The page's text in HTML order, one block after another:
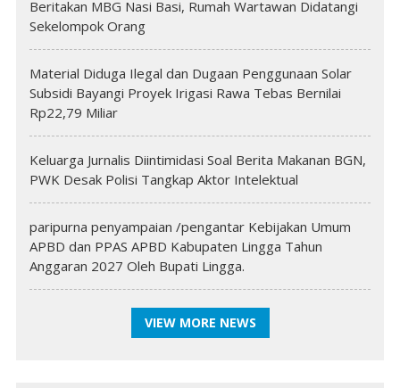
Beritakan MBG Nasi Basi, Rumah Wartawan Didatangi
Sekelompok Orang
Material Diduga Ilegal dan Dugaan Penggunaan Solar
Subsidi Bayangi Proyek Irigasi Rawa Tebas Bernilai
Rp22,79 Miliar
Keluarga Jurnalis Diintimidasi Soal Berita Makanan BGN,
PWK Desak Polisi Tangkap Aktor Intelektual
paripurna penyampaian /pengantar Kebijakan Umum
APBD dan PPAS APBD Kabupaten Lingga Tahun
Anggaran 2027 Oleh Bupati Lingga.
VIEW MORE NEWS